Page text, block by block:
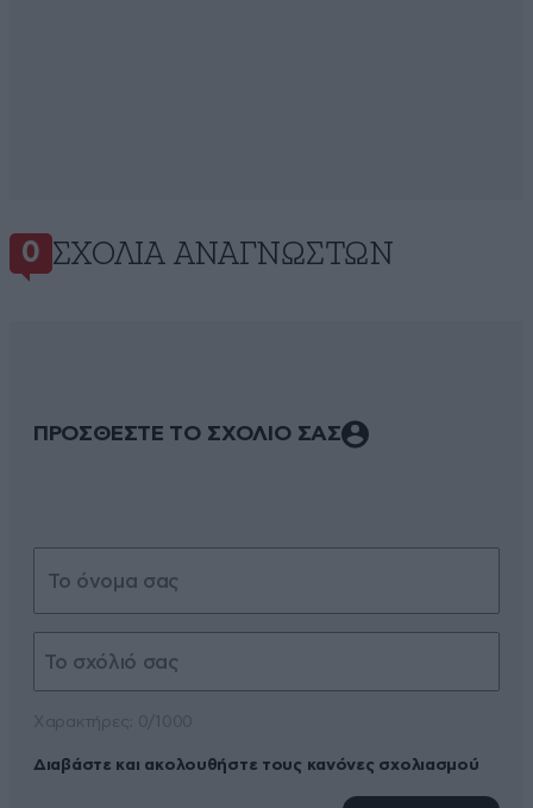
0 ΣΧΌΛΙΑ ΑΝΑΓΝΩΣΤΏΝ
ΠΡΟΣΘΕΣΤΕ ΤΟ ΣΧΟΛΙΟ ΣΑΣ
Διαβάστε και ακολουθήστε τους κανόνες σχολιασμού